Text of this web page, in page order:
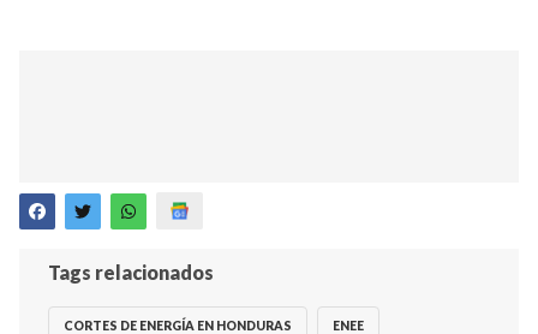
Tags relacionados
CORTES DE ENERGÍA EN HONDURAS ENEE